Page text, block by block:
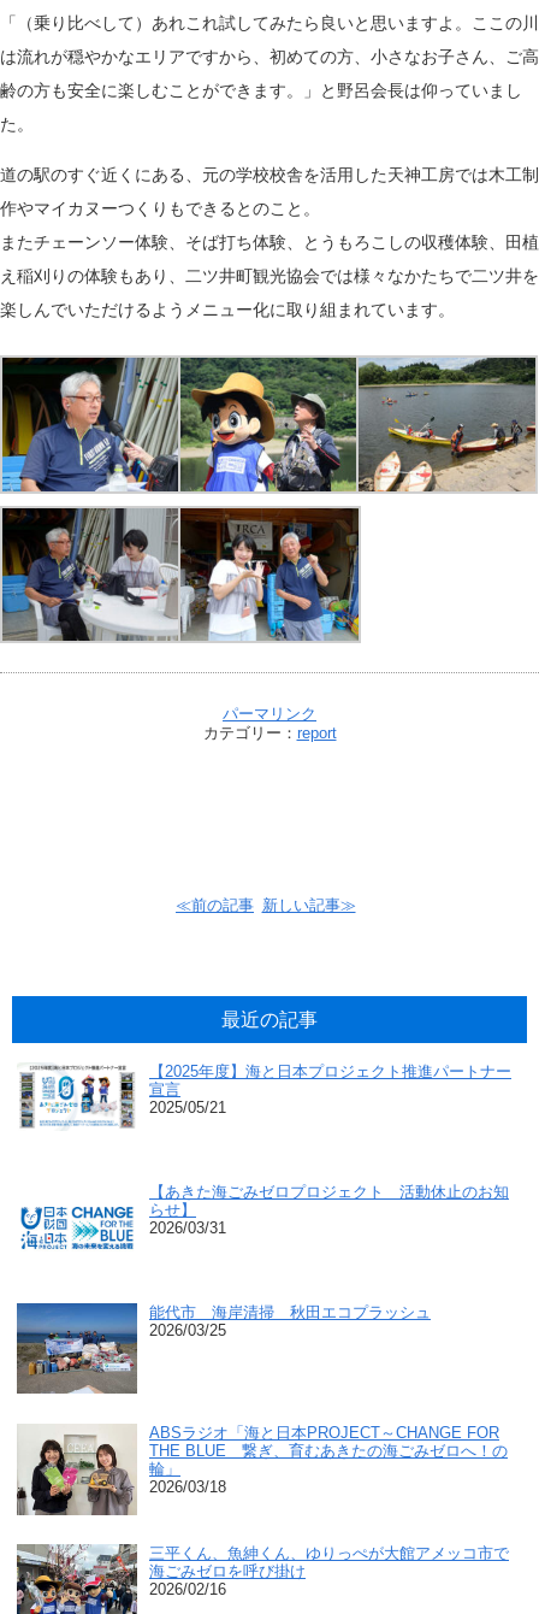
「（乗り比べして）あれこれ試してみたら良いと思いますよ。ここの川
は流れが穏やかなエリアですから、初めての方、小さなお子さん、ご高
齢の方も安全に楽しむことができます。」と野呂会長は仰っていまし
た。
道の駅のすぐ近くにある、元の学校校舎を活用した天神工房では木工制
作やマイカヌーつくりもできるとのこと。
またチェーンソー体験、そば打ち体験、とうもろこしの収穫体験、田植
え稲刈りの体験もあり、二ツ井町観光協会では様々なかたちで二ツ井を
楽しんでいただけるようメニュー化に取り組まれています。
パーマリンク
カテゴリー： report
≪前の記事 新しい記事≫
最近の記事
【2025年度】海と日本プロジェクト推進パートナー
宣言
2025/05/21
【あきた海ごみゼロプロジェクト 活動休止のお知
らせ】
2026/03/31
能代市 海岸清掃 秋田エコプラッシュ
2026/03/25
ABSラジオ「海と日本PROJECT～CHANGE FOR
THE BLUE 繋ぎ、育むあきたの海ごみゼロへ！の
輪」
2026/03/18
三平くん、魚紳くん、ゆりっぺが大館アメッコ市で
海ごみゼロを呼び掛け
2026/02/16